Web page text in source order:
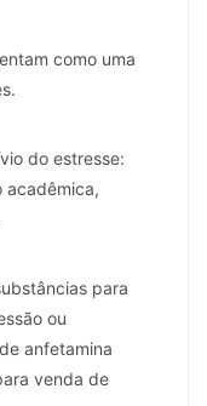
como uma
do estresse:
acadêmica,
para
ou
anfetamina
venda de